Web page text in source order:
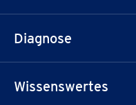
Unterstützende Kompression
Diagnose
Lymphödem
Wissenswertes